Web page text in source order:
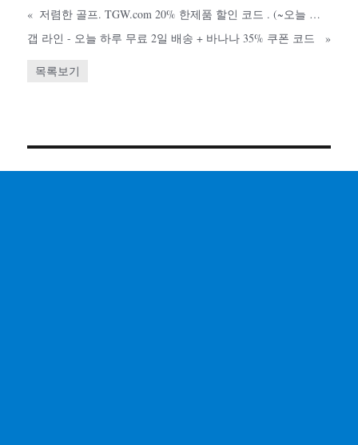
«
저렴한 골프. TGW.com 20% 한제품 할인 코드 . (~오늘 한국 오후 2시)
갭 라인 - 오늘 하루 무료 2일 배송 + 바나나 35% 쿠폰 코드
»
목록보기